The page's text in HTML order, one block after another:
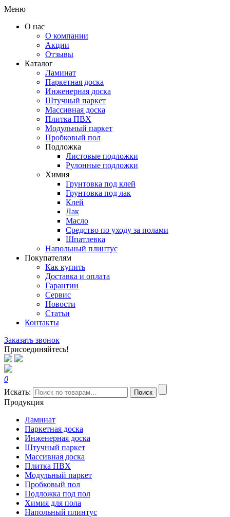
Меню
О нас
О компании
Акции
Отзывы
Каталог
Ламинат
Паркетная доска
Инженерная доска
Штучный паркет
Массивная доска
Плитка ПВХ
Модульный паркет
Пробковый пол
Подложка
Листовые подложки
Рулонные подложки
Химия
Грунтовка под клей
Грунтовка под лак
Клей
Лак
Масло
Средство по уходу за полами
Шпатлевка
Напольный плинтус
Покупателям
Как купить
Доставка и оплата
Гарантии
Сервис
Новости
Статьи
Контакты
Заказать звонок
Присоединяйтесь!
0
Искать:
Поиск
Продукция
Ламинат
Паркетная доска
Инженерная доска
Штучный паркет
Массивная доска
Плитка ПВХ
Модульный паркет
Пробковый пол
Подложка под пол
Химия для пола
Напольный плинтус